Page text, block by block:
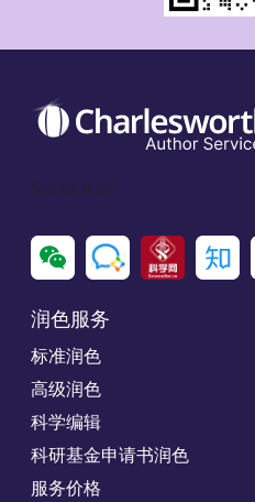
Social Icon
润色服务
标准润色
高级润色
科学编辑
科研基金申请书润色
服务价格